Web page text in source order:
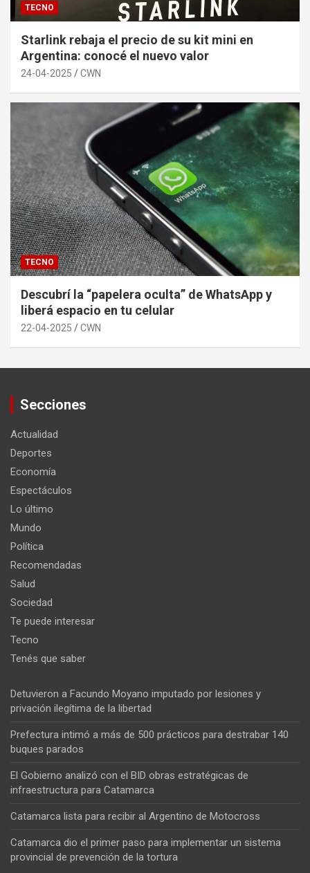
TECNO
Starlink rebaja el precio de su kit mini en
Argentina: conocé el nuevo valor
24-04-2025 CWN
TECNO
Descubrí la “papelera oculta” de WhatsApp y
liberá espacio en tu celular
22-04-2025 CWN
Secciones
Actualidad
Deportes
Economía
Espectáculos
Lo último
Mundo
Política
Recomendadas
Salud
Sociedad
Te puede interesar
Tecno
Tenés que saber
Detuvieron a Facundo Moyano imputado por lesiones y
privación ilegítima de la libertad
Prefectura intimó a más de 500 prácticos para destrabar 140
buques parados
El Gobierno analizó con el BID obras estratégicas de
infraestructura para Catamarca
Catamarca lista para recibir al Argentino de Motocross
Catamarca dio el primer paso para implementar un sistema
provincial de prevención de la tortura